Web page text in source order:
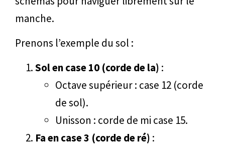
manche.
Prenons l’exemple du sol :
Sol en case 10 (corde de la) :
Octave supérieur : case 12 (corde
de sol).
Unisson : corde de mi case 15.
Fa en case 3 (corde de ré) :